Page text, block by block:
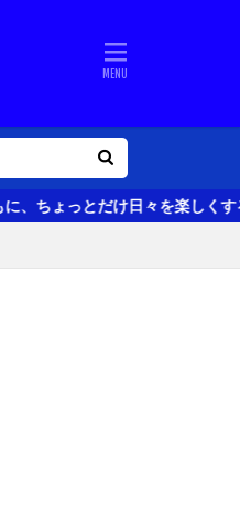
を楽しくするクルマのある生